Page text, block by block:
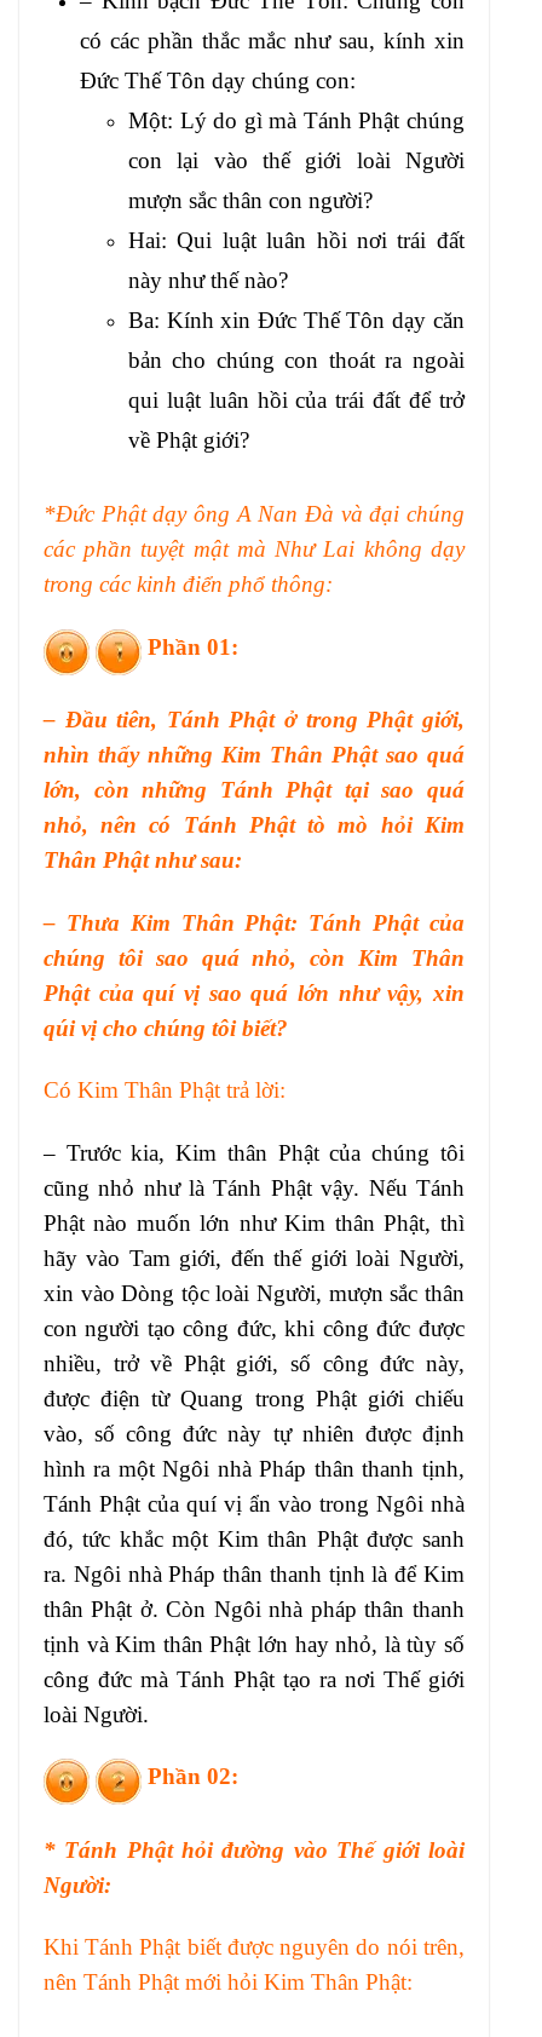
có các phần thắc mắc như sau, kính xin
Đức Thế Tôn dạy chúng con:
Một: Lý do gì mà Tánh Phật chúng
con lại vào thế giới loài Người
mượn sắc thân con người?
Hai: Qui luật luân hồi nơi trái đất
này như thế nào?
Ba: Kính xin Đức Thế Tôn dạy căn
bản cho chúng con thoát ra ngoài
qui luật luân hồi của trái đất để trở
về Phật giới?
*Đức Phật dạy ông A Nan Đà và đại chúng
các phần tuyệt mật mà Như Lai không dạy
trong các kinh điển phổ thông:
Phần 01:
– Đầu tiên, Tánh Phật ở trong Phật giới,
nhìn thấy những Kim Thân Phật sao quá
lớn, còn những Tánh Phật tại sao quá
nhỏ, nên có Tánh Phật tò mò hỏi Kim
Thân Phật như sau:
– Thưa Kim Thân Phật: Tánh Phật của
chúng tôi sao quá nhỏ, còn Kim Thân
Phật của quí vị sao quá lớn như vậy, xin
qúi vị cho chúng tôi biết?
Có Kim Thân Phật trả lời:
– Trước kia, Kim thân Phật của chúng tôi
cũng nhỏ như là Tánh Phật vậy. Nếu Tánh
Phật nào muốn lớn như Kim thân Phật, thì
hãy vào Tam giới, đến thế giới loài Người,
xin vào Dòng tộc loài Người, mượn sắc thân
con người tạo công đức, khi công đức được
nhiều, trở về Phật giới, số công đức này,
được điện từ Quang trong Phật giới chiếu
vào, số công đức này tự nhiên được định
hình ra một Ngôi nhà Pháp thân thanh tịnh,
Tánh Phật của quí vị ẩn vào trong Ngôi nhà
đó, tức khắc một Kim thân Phật được sanh
ra. Ngôi nhà Pháp thân thanh tịnh là để Kim
thân Phật ở. Còn Ngôi nhà pháp thân thanh
tịnh và Kim thân Phật lớn hay nhỏ, là tùy số
công đức mà Tánh Phật tạo ra nơi Thế giới
loài Người.
Phần 02:
* Tánh Phật hỏi đường vào Thế giới loài
Người:
Khi Tánh Phật biết được nguyên do nói trên,
nên Tánh Phật mới hỏi Kim Thân Phật: